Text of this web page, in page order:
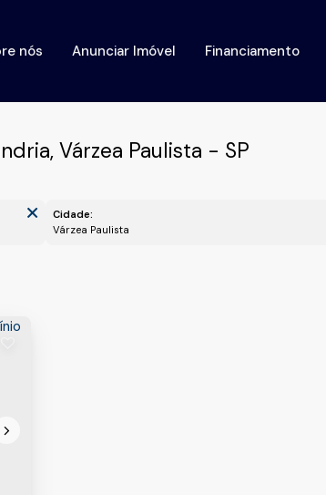
Financiamento
Anunciar Imóvel
nós
Várzea Paulista - SP
Cidade:
Várzea Paulista